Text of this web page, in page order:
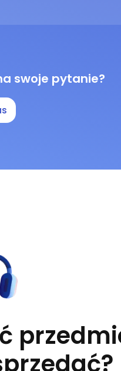
swoje pytanie?